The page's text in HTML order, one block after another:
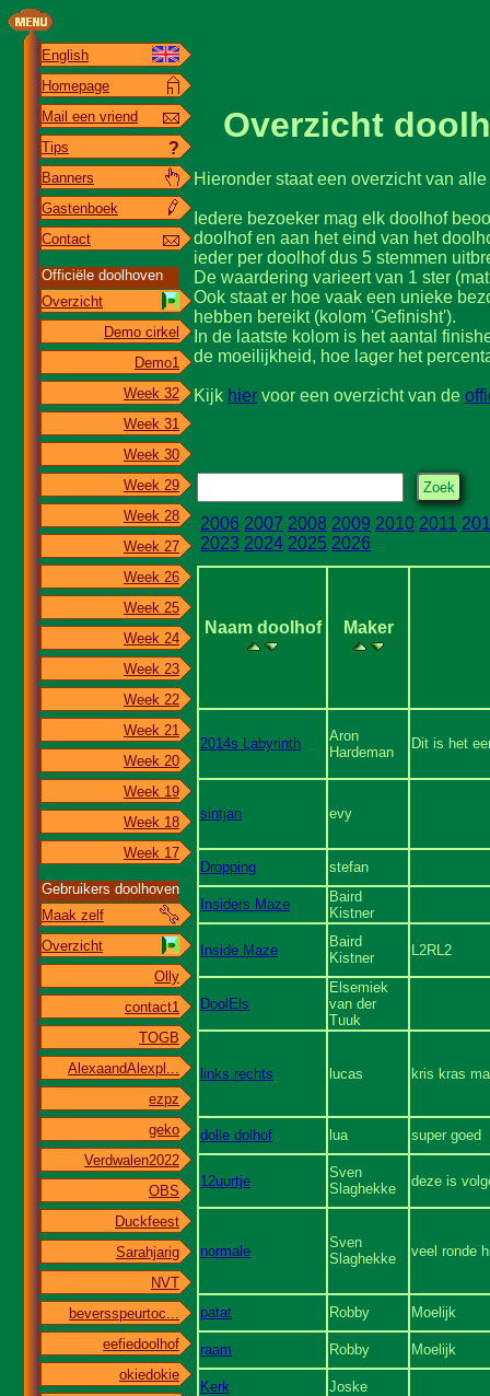
Overzicht
Hieronder staat een overzicht van
Iedere bezoeker mag elk doolhof
doolhof en aan het eind van het
ieder per doolhof dus 5 stemmen
De waardering varieert van 1 ster
Ook staat er hoe vaak een unieke
hebben bereikt (kolom 'Gefinisht').
In de laatste kolom is het aantal
de moeilijkheid, hoe lager het
Kijk hier voor een overzicht van de
2006 2007 2008 2009 2010 2011
2023 2024 2025 2026
Naam doolhof Maker
2014s Labyrinth
Aron
Hardeman
Dit is het
sintjan evy
Dropping stefan
Insiders Maze
Baird
Kistner
Inside Maze
Baird
Kistner
L2RL2
DoolEls
Elsemiek
van der
Tuuk
links rechts lucas kris kras
dolle dolhof lua super goed
12uurtje
Sven
Slaghekke
deze is
normale
Sven
Slaghekke
veel ronde
patat Robby Moelijk
raam Robby Moelijk
Kerk Joske
English
Homepage
Mail een vriend
Tips
?
Banners
Gastenboek
Contact
Officiële doolhoven
Overzicht
Demo cirkel
Demo1
Week 32
Week 31
Week 30
Week 29
Week 28
Week 27
Week 26
Week 25
Week 24
Week 23
Week 22
Week 21
Week 20
Week 19
Week 18
Week 17
Gebruikers doolhoven
Maak zelf
Overzicht
Olly
contact1
TOGB
AlexaandAlexpl...
ezpz
geko
Verdwalen2022
OBS
Duckfeest
Sarahjarig
NVT
beversspeurtoc...
eefiedoolhof
okiedokie